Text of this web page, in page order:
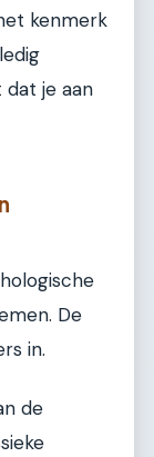
kenmerk
je aan
De
in.
de